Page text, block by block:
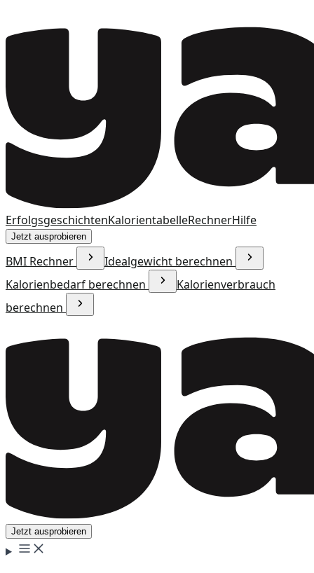
ErfolgsgeschichtenKalorientabelleRechnerHilfe
Jetzt ausprobieren
BMI Rechner
Idealgewicht berechnen
Kalorienbedarf berechnen
Kalorienverbrauch
berechnen
Jetzt ausprobieren